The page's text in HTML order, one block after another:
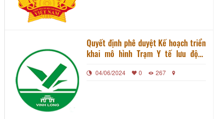
Quyết định phê duyệt Kế hoạch triển
khai mô hình Trạm Y tế lưu động
địa bàn tỉnh Vĩnh Long
04/06/2024 0 267